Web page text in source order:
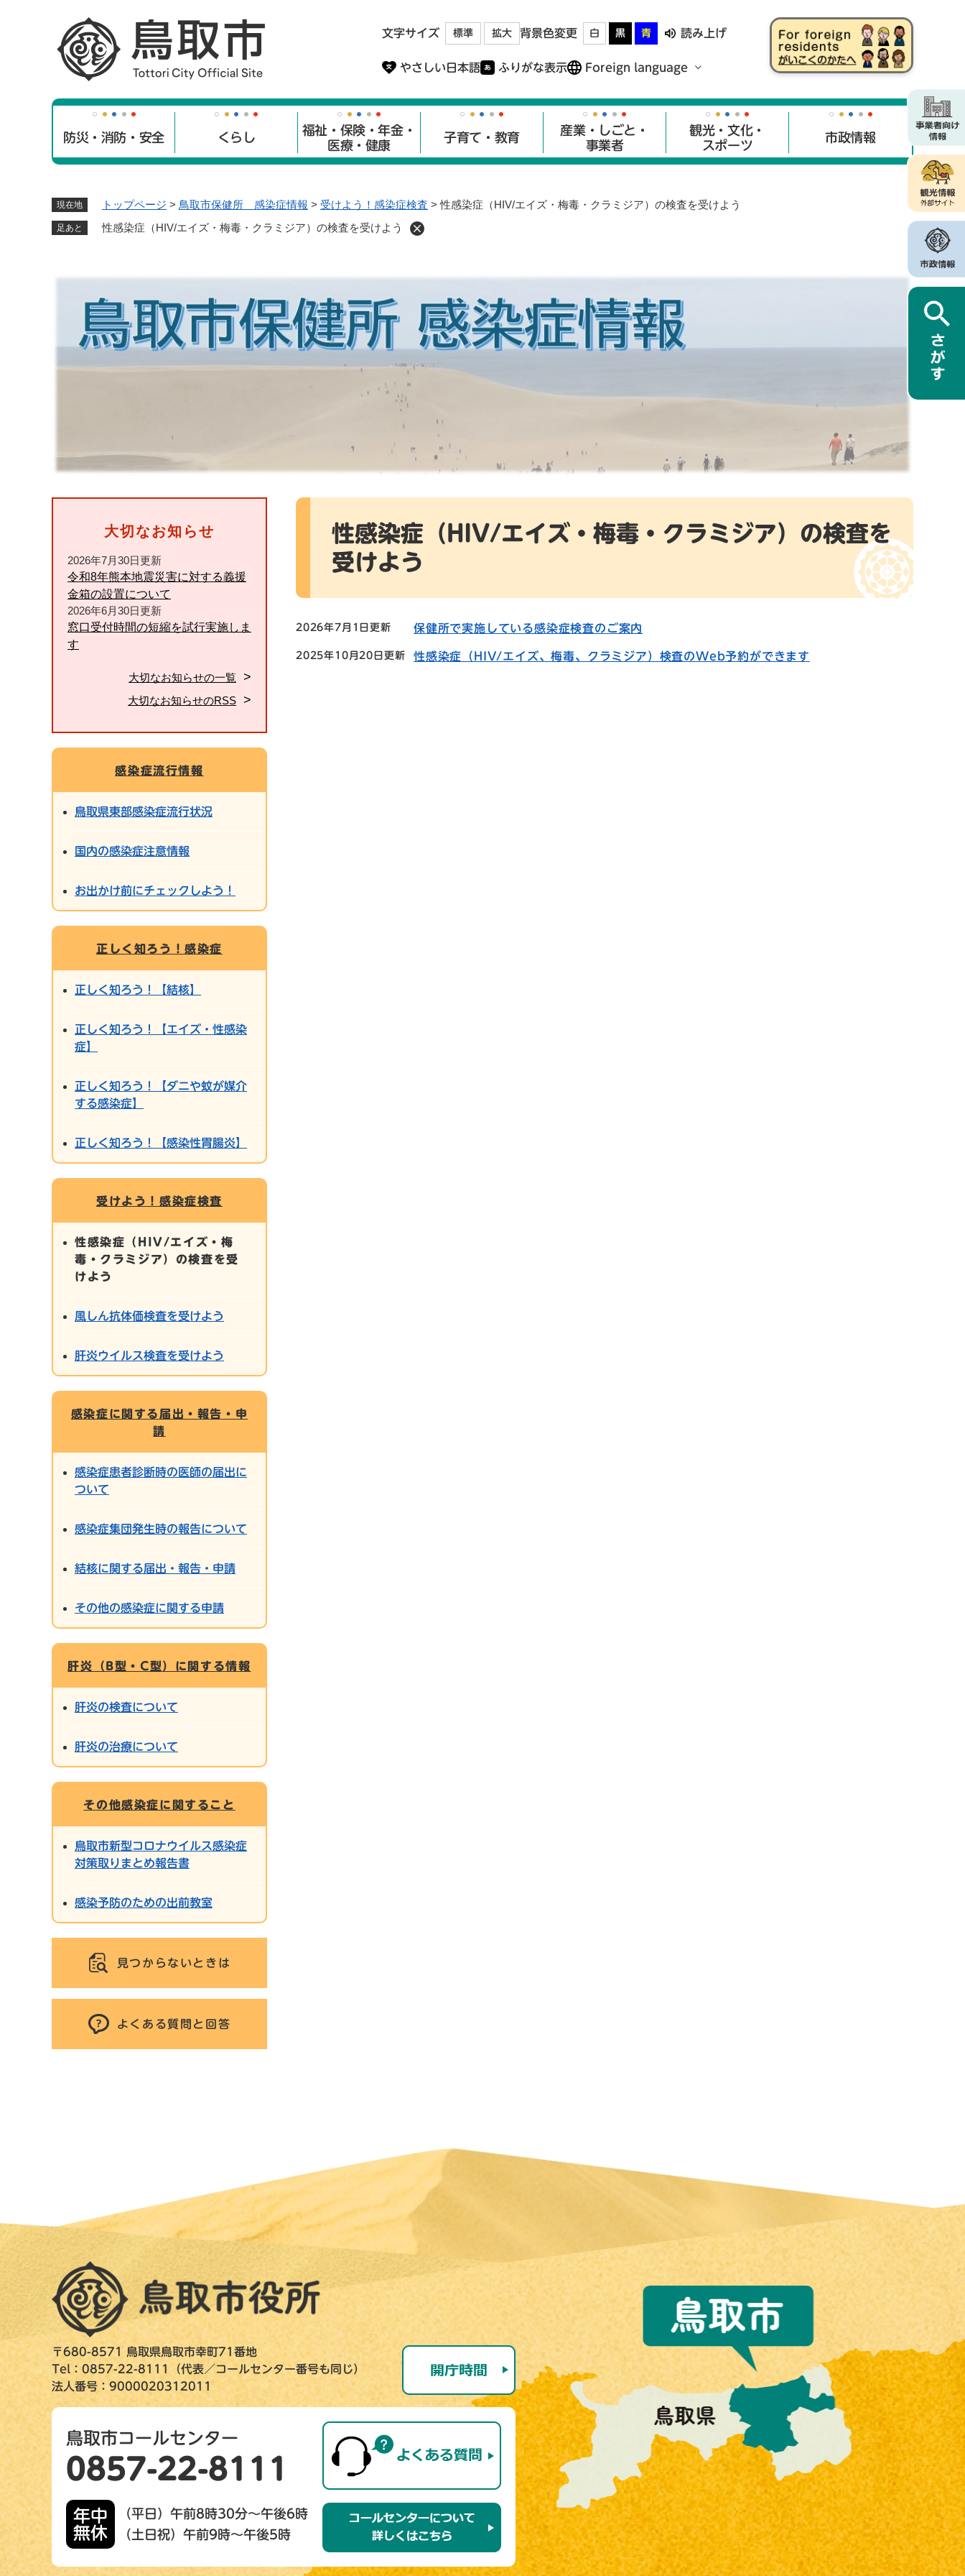
文字サイズ 標準 拡大 背景色変更 白 黒 青 読み上げ
やさしい日本語 ふりがな表示 Foreign language
防災・消防・安全 くらし
福祉・保険・年金・
医療・健康
子育て・教育
産業・しごと・
事業者
観光・文化・
スポーツ
市政情報
現在地 トップページ > 鳥取市保健所 感染症情報 > 受けよう！感染症検査 >性感染症（HIV/エイズ・梅毒・クラミジア）の検査を受けよう
足あと 性感染症（HIV/エイズ・梅毒・クラミジア）の検査を受けよう
本
性感染症（HIV/エイズ・梅毒・クラミジア）の検査を
受けよう
2026年7月1日更新 保健所で実施している感染症検査のご案内
2025年10月20日更新 性感染症（HIV/エイズ、梅毒、クラミジア）検査のWeb予約ができます
大切なお知らせ
2026年7月30日更新
令和8年熊本地震災害に対する義援
金箱の設置について
2026年6月30日更新
窓口受付時間の短縮を試行実施しま
す
大切なお知らせの一覧
大切なお知らせのRSS
感染症流行情報
鳥取県東部感染症流行状況
国内の感染症注意情報
お出かけ前にチェックしよう！
正しく知ろう！感染症
正しく知ろう！【結核】
正しく知ろう！【エイズ・性感染
症】
正しく知ろう！【ダニや蚊が媒介
する感染症】
正しく知ろう！【感染性胃腸炎】
受けよう！感染症検査
性感染症（HIV/エイズ・梅
毒・クラミジア）の検査を受
けよう
風しん抗体価検査を受けよう
肝炎ウイルス検査を受けよう
感染症に関する届出・報告・申
請
感染症患者診断時の医師の届出に
ついて
感染症集団発生時の報告について
結核に関する届出・報告・申請
その他の感染症に関する申請
肝炎（B型・C型）に関する情報
肝炎の検査について
肝炎の治療について
その他感染症に関すること
鳥取市新型コロナウイルス感染症
対策取りまとめ報告書
感染予防のための出前教室
見つからないときは
よくある質問と回答
〒680-8571 鳥取県鳥取市幸町71番地
Tel：0857-22-8111（代表／コールセンター番号も同じ）
法人番号：9000020312011
鳥取市コールセンター
0857-22-8111
年中
無休
（平日）午前8時30分～午後6時
（土日祝）午前9時～午後5時